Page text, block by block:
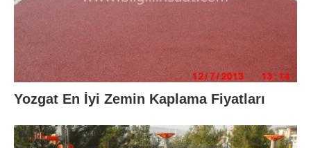
Yozgat En İyi Zemin Kaplama Fiyatları